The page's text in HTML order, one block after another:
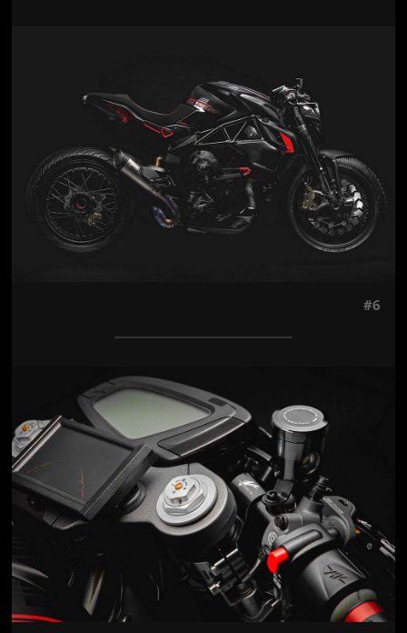
#6
Jön még kép!